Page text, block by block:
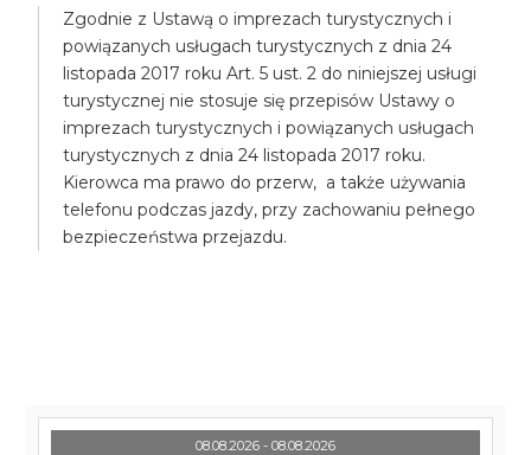
Zgodnie z Ustawą o imprezach turystycznych i
powiązanych usługach turystycznych z dnia 24
listopada 2017 roku Art. 5 ust. 2 do niniejszej usługi
turystycznej nie stosuje się przepisów Ustawy o
imprezach turystycznych i powiązanych usługach
turystycznych z dnia 24 listopada 2017 roku.
Kierowca ma prawo do przerw, a także używania
telefonu podczas jazdy, przy zachowaniu pełnego
bezpieczeństwa przejazdu.
08.08.2026 - 08.08.2026